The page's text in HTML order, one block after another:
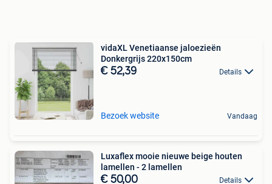
vidaXL Venetiaanse jaloezieën
Donkergrijs 220x150cm
€ 52,39 Details
Bezoek website Vandaag
Luxaflex mooie nieuwe beige houten
lamellen - 2 lamellen
€ 50,00 Details